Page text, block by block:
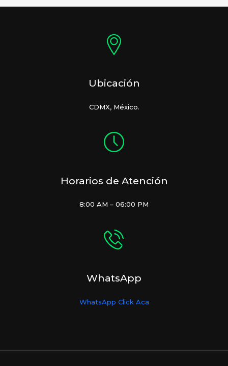
Ubicación
CDMX, México.
Horarios de Atención
8:00 AM – 06:00 PM
WhatsApp
WhatsApp Click Aca